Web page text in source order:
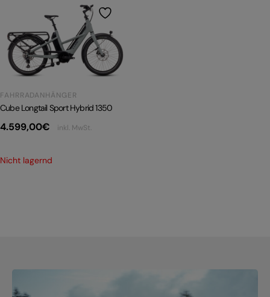
Alle entdecken
E-BIKE TOUR
PRODUKTRÜCKRUFE
FAHRRADANHÄNGER
Cube Longtail Sport Hybrid 1350
4.599,00€ inkl. MwSt.
Nicht lagernd